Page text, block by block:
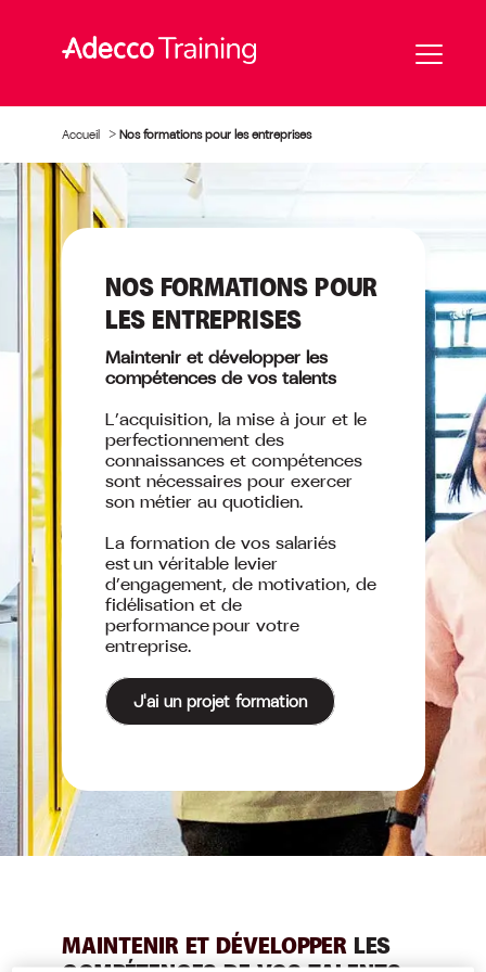
Accueil >Nos formations pour les entreprises
NOS FORMATIONS POUR
LES ENTREPRISES
Maintenir et développer les
compétences de vos talents
L’acquisition, la mise à jour et le
perfectionnement des
connaissances et compétences
sont nécessaires pour exercer
son métier au quotidien.
La formation de vos salariés
est un véritable levier
d’engagement, de motivation, de
fidélisation et de
performance pour votre
entreprise.
J'ai un projet formation
MAINTENIR ET DÉVELOPPERLES